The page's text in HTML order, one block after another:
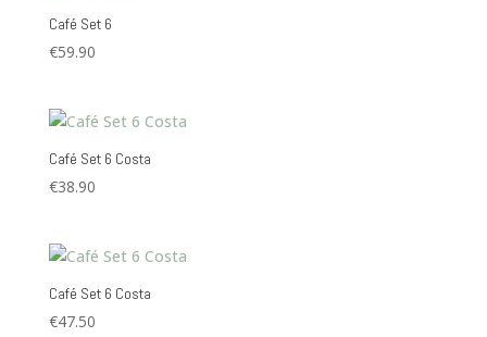
Café Set 6
€59.90
Café Set 6 Costa
€38.90
Café Set 6 Costa
€47.50